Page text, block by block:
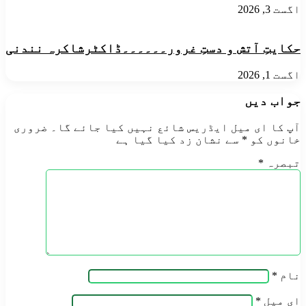
اگست 3, 2026
حکایتِ آتش و دستِ غرور۔۔۔۔۔۔ڈاکٹرشاکرہ نندنی
اگست 1, 2026
جواب دیں
آپ کا ای میل ایڈریس شائع نہیں کیا جائے گا۔
ضروری
خانوں کو * سے نشان زد کیا گیا ہے
تبصرہ *
نام *
ای میل *